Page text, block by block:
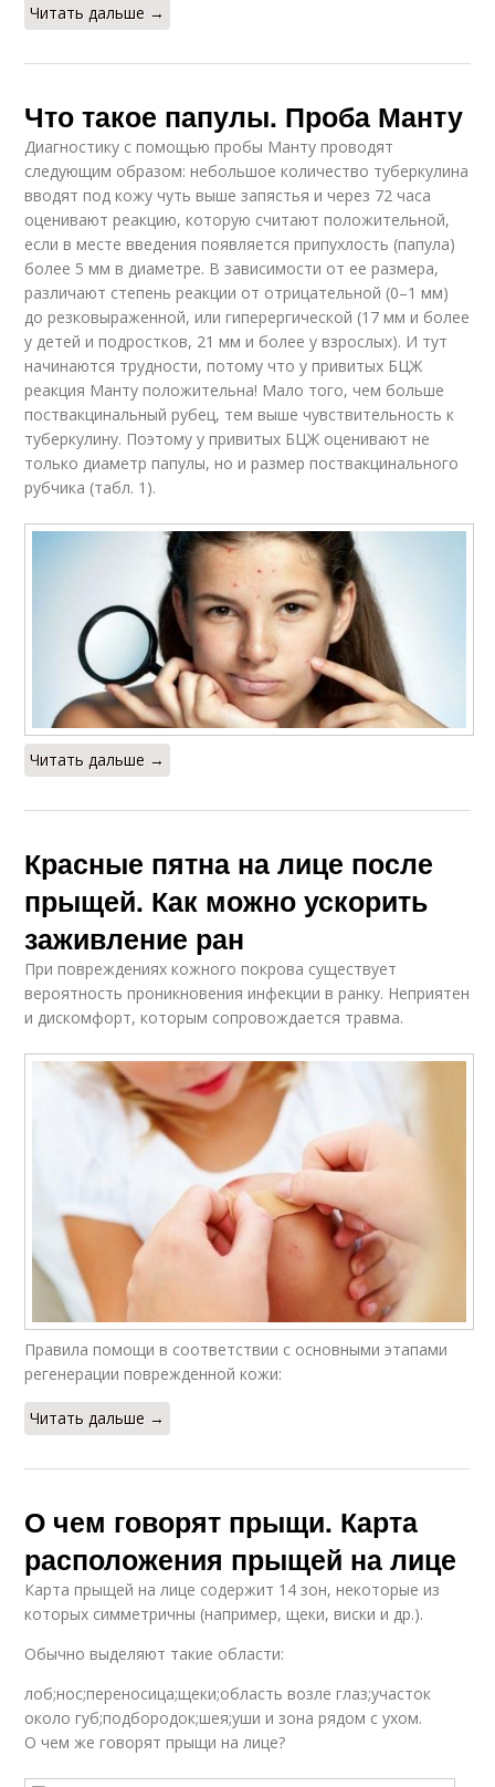
Читать дальше →
Что такое папулы. Проба Манту
Диагностику с помощью пробы Манту проводят
следующим образом: небольшое количество туберкулина
вводят под кожу чуть выше запястья и через 72 часа
оценивают реакцию, которую считают положительной,
если в месте введения появляется припухлость (папула)
более 5 мм в диаметре. В зависимости от ее размера,
различают степень реакции от отрицательной (0–1 мм)
до резковыраженной, или гиперергической (17 мм и более
у детей и подростков, 21 мм и более у взрослых). И тут
начинаются трудности, потому что у привитых БЦЖ
реакция Манту положительна! Мало того, чем больше
поствакцинальный рубец, тем выше чувствительность к
туберкулину. Поэтому у привитых БЦЖ оценивают не
только диаметр папулы, но и размер поствакцинального
рубчика (табл. 1).
Читать дальше →
Красные пятна на лице после
прыщей. Как можно ускорить
заживление ран
При повреждениях кожного покрова существует
вероятность проникновения инфекции в ранку. Неприятен
и дискомфорт, которым сопровождается травма.
Правила помощи в соответствии с основными этапами
регенерации поврежденной кожи:
Читать дальше →
О чем говорят прыщи. Карта
расположения прыщей на лице
Карта прыщей на лице содержит 14 зон, некоторые из
которых симметричны (например, щеки, виски и др.).
Обычно выделяют такие области:
лоб;нос;переносица;щеки;область возле глаз;участок
около губ;подбородок;шея;уши и зона рядом с ухом.
О чем же говорят прыщи на лице?